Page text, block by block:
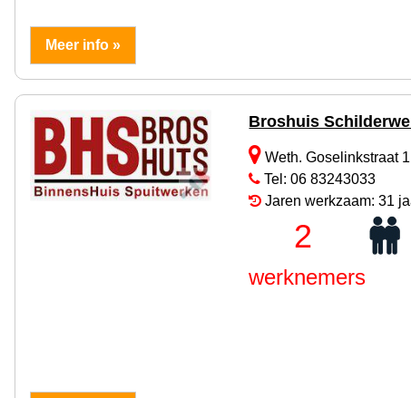
Meer info »
Broshuis
Weth. Goselinkstraat
Tel: 06 83243033
Jaren werkzaam: 31
2
werknemers